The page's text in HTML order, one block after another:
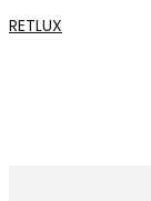
RETLUX